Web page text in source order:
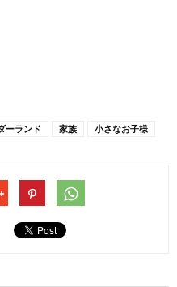
ーランド 家族 小さなお子様